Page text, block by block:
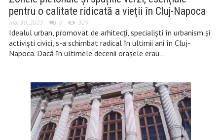
pentru o calitate ridicată a vieții în Cluj-Napoca
mai 30, 2023 0 329
Idealul urban, promovat de arhitecți, specialiști în urbanism și
activiști civici, s-a schimbat radical în ultimii ani în Cluj-
Napoca. Dacă în ultimele decenii orașele erau…